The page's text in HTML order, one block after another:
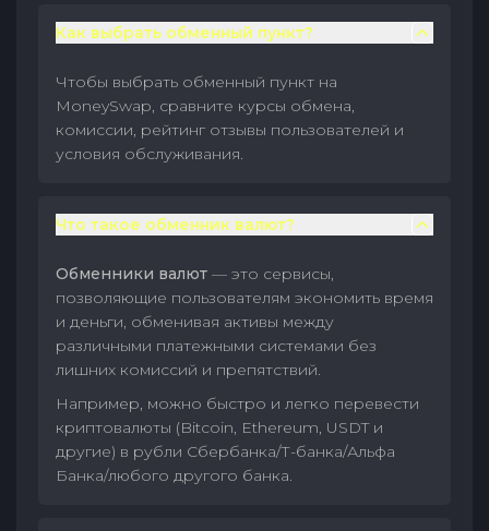
Как выбрать обменный пункт?
Чтобы выбрать обменный пункт на
MoneySwap, сравните курсы обмена,
комиссии, рейтинг отзывы пользователей и
условия обслуживания.
Что такое обменник валют?
Обменники валют — это сервисы,
позволяющие пользователям экономить время
и деньги, обменивая активы между
различными платежными системами без
лишних комиссий и препятствий.
Например, можно быстро и легко перевести
криптовалюты (Bitcoin, Ethereum, USDT и
другие) в рубли Сбербанка/Т-банка/Альфа
Банка/любого другого банка.